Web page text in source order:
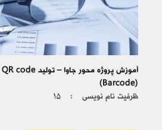
(Barcode)
ظرفیت نام نویسی : ۱۵